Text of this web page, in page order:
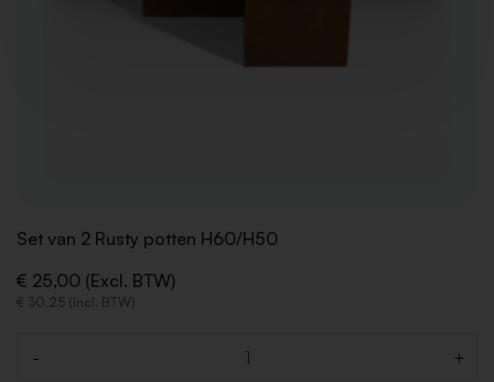
Set van 2 Rusty potten H60/H50
€ 25,00 (Excl. BTW)
€ 30,25 (Incl. BTW)
- +